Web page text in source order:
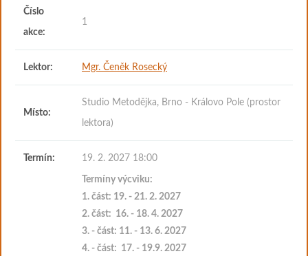
Číslo
akce:
1
Lektor: Mgr. Čeněk Rosecký
Místo:
Studio Metodějka, Brno - Královo Pole (prostor
lektora)
Termín: 19. 2. 2027 18:00
Termíny výcviku:
1. část: 19. - 21. 2. 2027
2. část: 16. - 18. 4. 2027
3. - část: 11. - 13. 6. 2027
4. - část: 17. - 19.9. 2027